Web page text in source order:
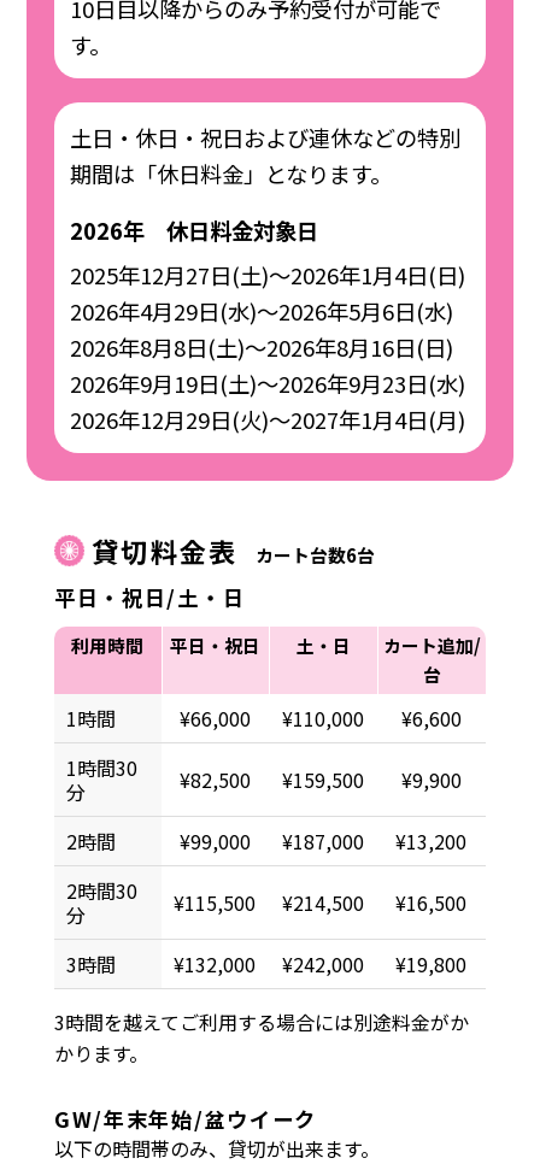
10日目以降からのみ予約受付が可能で
す。
土日・休日・祝日および連休などの特別
期間は「休日料金」となります。
2026年 休日料金対象日
2025年12月27日(土)～2026年1月4日(日)
2026年4月29日(水)～2026年5月6日(水)
2026年8月8日(土)～2026年8月16日(日)
2026年9月19日(土)～2026年9月23日(水)
2026年12月29日(火)～2027年1月4日(月)
貸切料金表 カート台数6台
平日・祝日/土・日
利用時間 平日・祝日 土・日
カート追加/
台
1時間 ¥66,000 ¥110,000
¥6,600
1時間30
分
¥82,500 ¥159,500 ¥9,900
2時間 ¥99,000 ¥187,000
¥13,200
2時間30
分
¥115,500 ¥214,500 ¥16,500
3時間 ¥132,000 ¥242,000
¥19,800
3時間を越えてご利用する場合には別途料金がか
かります。
GW/年末年始/盆ウイーク
以下の時間帯のみ、貸切が出来ます。